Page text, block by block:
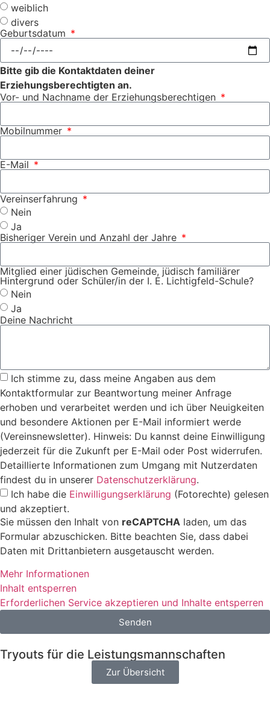
weiblich
divers
Geburtsdatum
Bitte gib die Kontaktdaten deiner
Erziehungsberechtigten an.
Vor- und Nachname der Erziehungsberechtigen
Mobilnummer
E-Mail
Vereinserfahrung
Nein
Ja
Bisheriger Verein und Anzahl der Jahre
Mitglied einer jüdischen Gemeinde, jüdisch familiärer
Hintergrund oder Schüler/in der I. E. Lichtigfeld-Schule?
Nein
Ja
Deine Nachricht
Ich stimme zu, dass meine Angaben aus dem
Kontaktformular zur Beantwortung meiner Anfrage
erhoben und verarbeitet werden und ich über Neuigkeiten
und besondere Aktionen per E-Mail informiert werde
(Vereinsnewsletter). Hinweis: Du kannst deine Einwilligung
jederzeit für die Zukunft per E-Mail oder Post widerrufen.
Detaillierte Informationen zum Umgang mit Nutzerdaten
findest du in unserer Datenschutzerklärung.
Ich habe die Einwilligungserklärung (Fotorechte) gelesen
und akzeptiert.
Sie müssen den Inhalt von reCAPTCHA laden, um das
Formular abzuschicken. Bitte beachten Sie, dass dabei
Daten mit Drittanbietern ausgetauscht werden.
Mehr Informationen
Inhalt entsperren
Erforderlichen Service akzeptieren und Inhalte entsperren
Senden
Tryouts für die Leistungsmannschaften
Zur Übersicht